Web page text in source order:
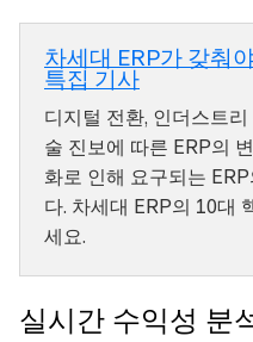
차세대 ERP가 갖춰
특집 기사
디지털 전환, 인더스트리
술 진보에 따른 ERP의
화로 인해 요구되는
다. 차세대 ERP의 10대
세요.
실시간 수익성 분